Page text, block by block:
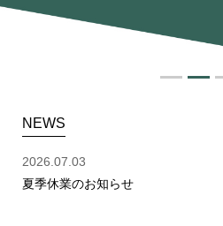
NEWS
2026.07.03
夏季休業のお知らせ